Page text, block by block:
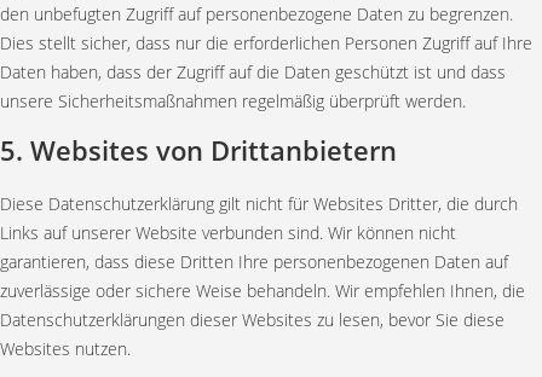
den unbefugten Zugriff auf personenbezogene Daten zu begrenzen.
Dies stellt sicher, dass nur die erforderlichen Personen Zugriff auf Ihre
Daten haben, dass der Zugriff auf die Daten geschützt ist und dass
unsere Sicherheitsmaßnahmen regelmäßig überprüft werden.
5. Websites von Drittanbietern
Diese Datenschutzerklärung gilt nicht für Websites Dritter, die durch
Links auf unserer Website verbunden sind. Wir können nicht
garantieren, dass diese Dritten Ihre personenbezogenen Daten auf
zuverlässige oder sichere Weise behandeln. Wir empfehlen Ihnen, die
Datenschutzerklärungen dieser Websites zu lesen, bevor Sie diese
Websites nutzen.